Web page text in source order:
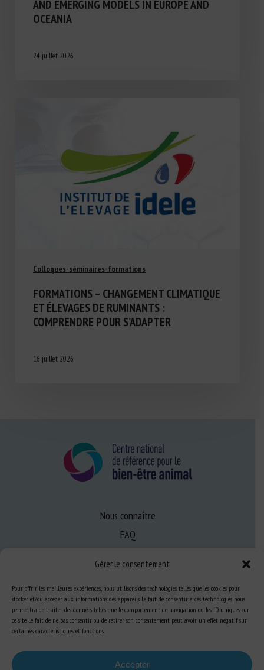
Gérer le consentement
Pour offrir les meilleures expériences, nous utilisons des technologies telles que les cookies pour
stocker et/ou accéder aux informations des appareils. Le fait de consentir à ces technologies nous
permettra de traiter des données telles que le comportement de navigation ou les ID uniques sur
ce site. Le fait de ne pas consentir ou de retirer son consentement peut avoir un effet négatif sur
certaines caractéristiques et fonctions.
Accepter
AND EMERGING MODELS IN EUROPE AND
OCEANIA
24 juillet 2026
Colloques-séminaires-formations
FORMATIONS – CHANGEMENT CLIMATIQUE
ET ÉLEVAGES DE RUMINANTS :
COMPRENDRE POUR S’ADAPTER
16 juillet 2026
Nous connaître
FAQ
S’informer sur le BEA
Se former au BEA